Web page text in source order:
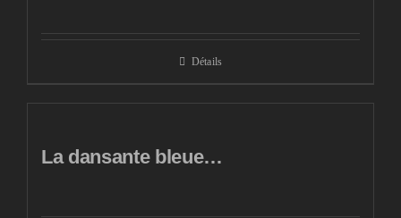
Détails
La dansante bleue…